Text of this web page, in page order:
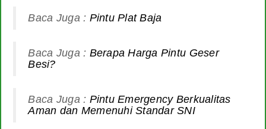
Baca Juga : Pintu Plat Baja
Baca Juga : Berapa Harga Pintu Geser
Besi?
Baca Juga : Pintu Emergency Berkualitas
Aman dan Memenuhi Standar SNI